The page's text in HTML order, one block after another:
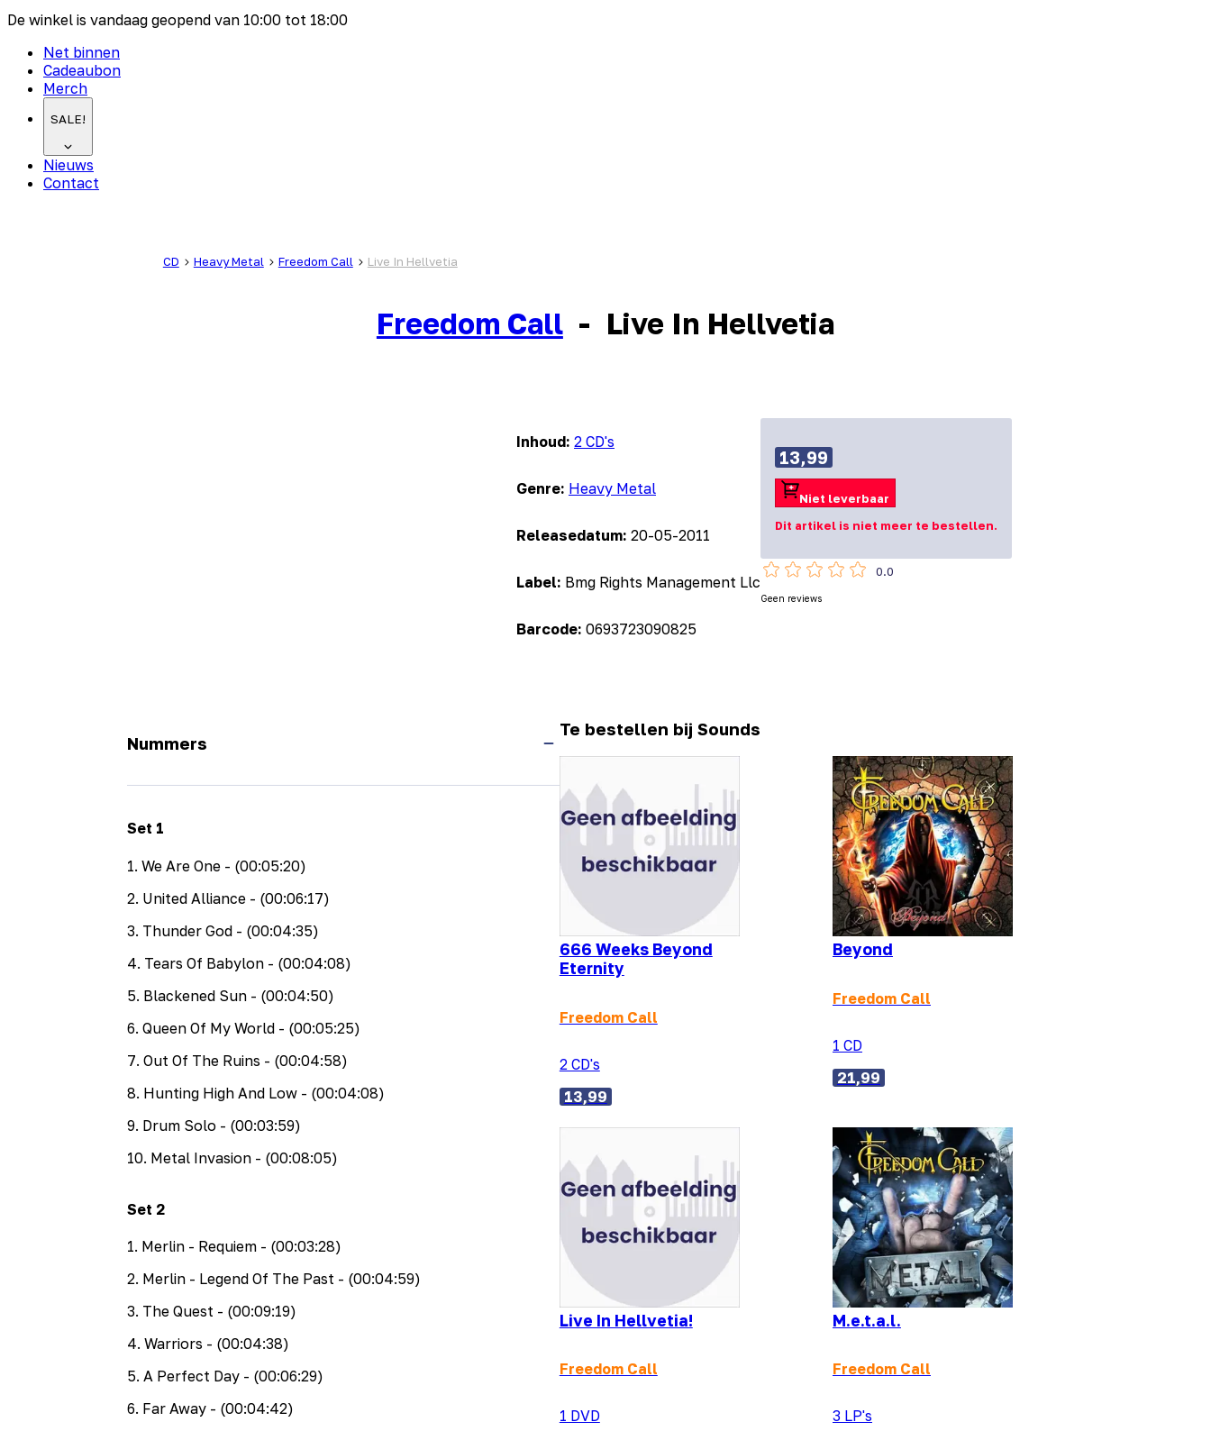
De winkel is vandaag geopend van 10:00 tot 18:00
Net binnen
Cadeaubon
Merch
SALE!
Nieuws
Contact
CD Heavy Metal Freedom Call Live In Hellvetia
Freedom Call- Live In Hellvetia
Inhoud: 2 CD's
Genre: Heavy Metal
Releasedatum: 20-05-2011
Label: Bmg Rights Management Llc
Barcode: 0693723090825
13,99
Niet leverbaar
Dit artikel is niet meer te bestellen.
0.0
Geen reviews
Nummers
Set 1
1. We Are One- (00:05:20)
2. United Alliance- (00:06:17)
3. Thunder God- (00:04:35)
4. Tears Of Babylon- (00:04:08)
5. Blackened Sun- (00:04:50)
6. Queen Of My World- (00:05:25)
7. Out Of The Ruins - (00:04:58)
8. Hunting High And Low- (00:04:08)
9. Drum Solo- (00:03:59)
10. Metal Invasion- (00:08:05)
Set 2
1. Merlin - Requiem- (00:03:28)
2. Merlin - Legend Of The Past - (00:04:59)
3. The Quest - (00:09:19)
4. Warriors - (00:04:38)
5. A Perfect Day- (00:06:29)
6. Far Away- (00:04:42)
Te bestellen bij Sounds
666 Weeks Beyond
Eternity
Freedom Call
2 CD's
13,99
Beyond
Freedom Call
1 CD
21,99
Live In Hellvetia!
Freedom Call
1 DVD
M.e.t.a.l.
Freedom Call
3 LP's